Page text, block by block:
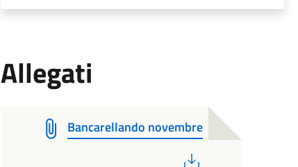
Allegati
Bancarellando novembre